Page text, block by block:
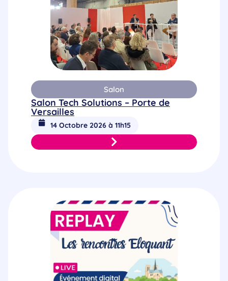
Salon
Salon Tech Solutions – Porte de
Versailles
14 Octobre 2026 à 11h15